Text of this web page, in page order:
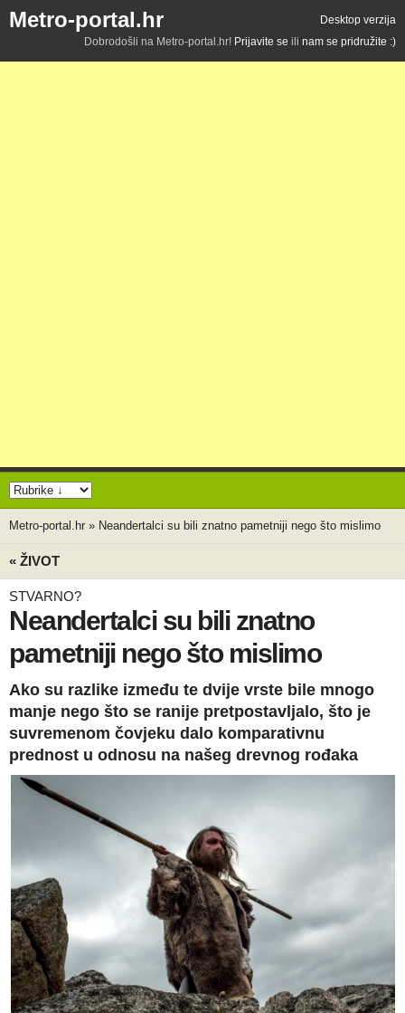
Metro-portal.hr
Desktop verzija
Dobrodošli na Metro-portal.hr! Prijavite se ili nam se pridružite :)
Metro-portal.hr » Neandertalci su bili znatno pametniji nego što mislimo
« ŽIVOT
STVARNO?
Neandertalci su bili znatno
pametniji nego što mislimo
Ako su razlike između te dvije vrste bile mnogo
manje nego što se ranije pretpostavljalo, što je
suvremenom čovjeku dalo komparativnu
prednost u odnosu na našeg drevnog rođaka